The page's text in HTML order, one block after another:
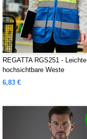
REGATTA RGS251 - Leichte
hochsichtbare Weste
6,83 €